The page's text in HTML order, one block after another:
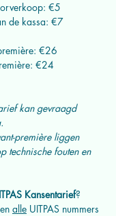
€5
de kassa: €7
€26
€24
kan gevraagd
première liggen
technische fouten en
Kansentarief?
alle UITPAS nummers